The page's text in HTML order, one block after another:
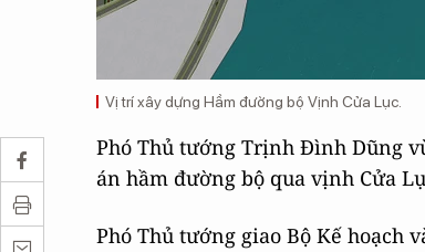
Vị trí xây dựng Hầm đường bộ Vịnh Cửa Lục.
Phó Thủ tướng Trịnh Đình Dũng
án hầm đường bộ qua vịnh Cửa
Phó Thủ tướng giao Bộ Kế